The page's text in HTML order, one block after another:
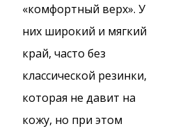
«комфортный верх». У
них широкий и мягкий
край, часто без
классической резинки,
которая не давит на
кожу, но при этом